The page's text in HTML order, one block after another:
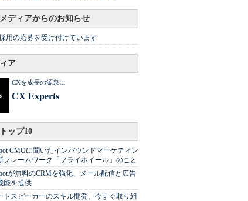
ディアからのお知らせ
用の応募を受け付けています
ア
CXを成長の源泉に
CX Experts
ップ10
CMOに聞いたインバウンドマーケティン
フレームワーク「フライホイール」のこと
が無料のCRMを強化、メール配信と広告
能を提供
トスピーカーのスキル開発、今すぐ取り組